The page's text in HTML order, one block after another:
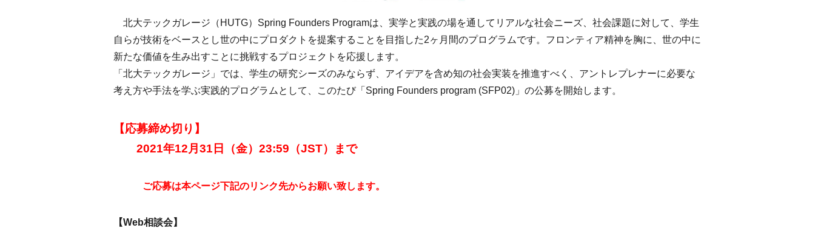
北大テックガレージ（HUTG）Spring Founders Programは、実学と実践の場を通してリアルな社会ニーズ、社会課題に対して、学生
自らが技術をベースとし世の中にプロダクトを提案することを目指した2ヶ月間のプログラムです。フロンティア精神を胸に、世の中に
新たな価値を生み出すことに挑戦するプロジェクトを応援します。
「北大テックガレージ」では、学生の研究シーズのみならず、アイデアを含め知の社会実装を推進すべく、アントレプレナーに必要な
考え方や手法を学ぶ実践的プログラムとして、このたび「Spring Founders program (SFP02)」の公募を開始します。
【応募締め切り】
2021年12月31日（金）23:59（JST）まで
ご応募は本ページ下記のリンク先からお願い致します。
【Web相談会】